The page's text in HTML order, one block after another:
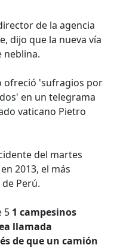
de la agencia
dijo que la nueva vía
neblina.
ofreció 'sufragios por
en un telegrama
vaticano Pietro
del martes
2013, el más
Perú.
5 1 campesinos
llamada
de que un camión